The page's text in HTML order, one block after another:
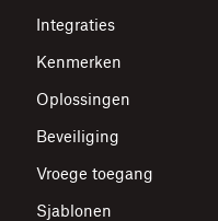
Integraties
Kenmerken
Oplossingen
Beveiliging
Vroege toegang
Sjablonen